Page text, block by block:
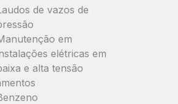
de vazos de
em
elétricas em
e alta tensão